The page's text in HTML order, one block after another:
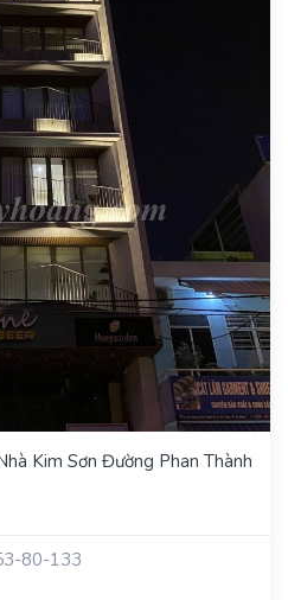
Kim Sơn Đường Phan Thành
80-133